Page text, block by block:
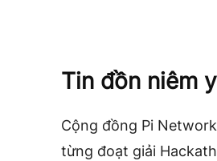
Tin đồn niêm
Cộng đồng Pi
từng đoạt giải